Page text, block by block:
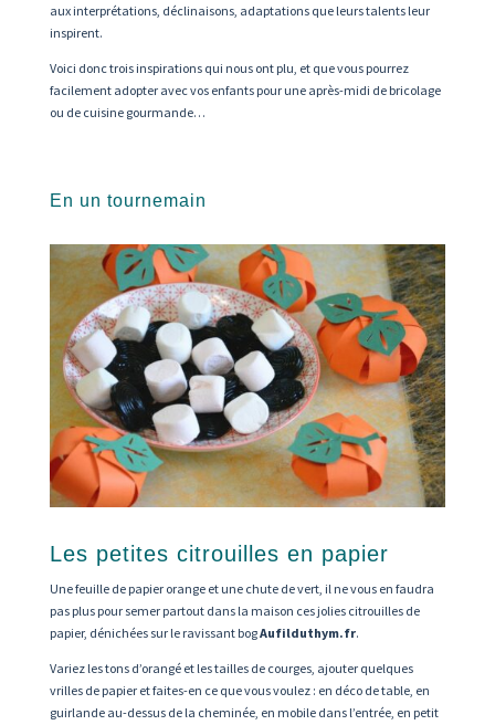
aux interprétations, déclinaisons, adaptations que leurs talents leur
inspirent.
Voici donc trois inspirations qui nous ont plu, et que vous pourrez
facilement adopter avec vos enfants pour une après-midi de bricolage
ou de cuisine gourmande…
En un tournemain
Les petites citrouilles en papier
Une feuille de papier orange et une chute de vert, il ne vous en faudra
pas plus pour semer partout dans la maison ces jolies citrouilles de
papier, dénichées sur le ravissant bogAufilduthym.fr.
Variez les tons d’orangé et les tailles de courges, ajouter quelques
vrilles de papier et faites-en ce que vous voulez : en déco de table, en
guirlande au-dessus de la cheminée, en mobile dans l’entrée, en petit